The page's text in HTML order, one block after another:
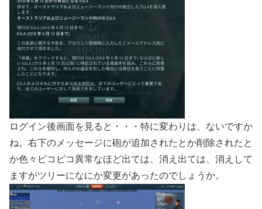
ログイン後画面を見ると・・・特に変わりは、ないですか
ね。右下のメッセージに砲が追加されたとか削除されたと
か色々ピコピコ異常なほど出ては、消え出ては、消えして
ますがツリーになにか変更があったのでしょうか。